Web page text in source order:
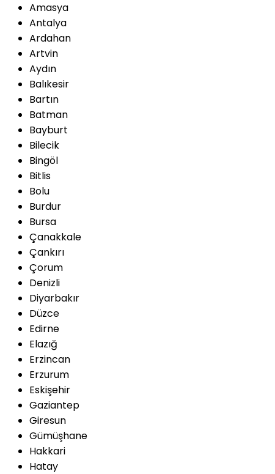
Amasya
Antalya
Ardahan
Artvin
Aydın
Balıkesir
Bartın
Batman
Bayburt
Bilecik
Bingöl
Bitlis
Bolu
Burdur
Bursa
Çanakkale
Çankırı
Çorum
Denizli
Diyarbakır
Düzce
Edirne
Elazığ
Erzincan
Erzurum
Eskişehir
Gaziantep
Giresun
Gümüşhane
Hakkari
Hatay